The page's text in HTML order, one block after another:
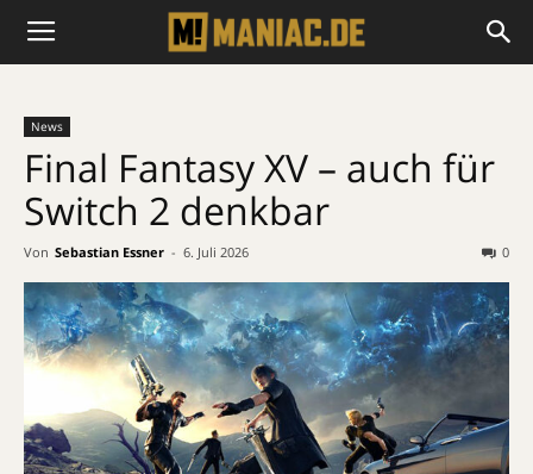
News
Final Fantasy XV – auch für
Switch 2 denkbar
Von Sebastian Essner - 6. Juli 2026 0